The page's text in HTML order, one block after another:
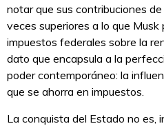
notar que sus contribuciones
veces superiores a lo que
impuestos federales sobre la
dato que encapsula a la
poder contemporáneo: la
que se ahorra en impuestos.
La conquista del Estado no es,